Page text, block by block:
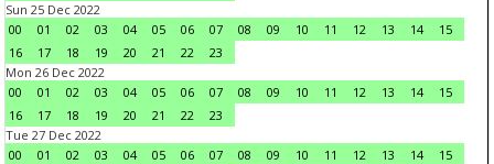
Sun 25 Dec 2022
00
01 02 03 04 05 06 07 08 09 10 11 12 13 14
15
16
17 18 19 20 21 22
23
Mon 26 Dec 2022
00
01 02 03 04 05 06 07 08 09 10 11 12 13 14
15
16
17 18 19 20 21 22
23
Tue 27 Dec 2022
00
01 02 03 04 05 06 07 08 09 10 11 12 13 14
15